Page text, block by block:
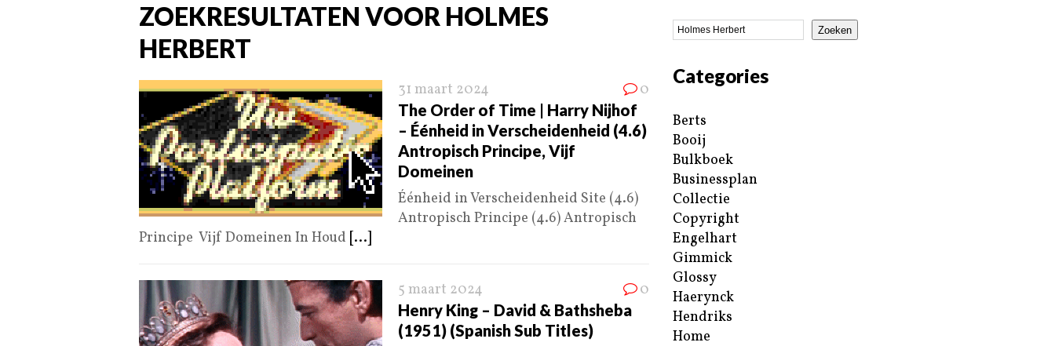
ZOEKRESULTATEN VOOR HOLMES
HERBERT
31 maart 2024 0
The Order of Time | Harry Nijhof
– Éénheid in Verscheidenheid (4.6)
Antropisch Principe, Vijf
Domeinen
Éénheid in Verscheidenheid Site (4.6)
Antropisch Principe (4.6) Antropisch
Principe Vijf Domeinen In Houd [...]
5 maart 2024 0
Henry King – David & Bathsheba
(1951) (Spanish Sub Titles)
Zoeken
Categories
Berts
Booij
Bulkboek
Businessplan
Collectie
Copyright
Engelhart
Gimmick
Glossy
Haerynck
Hendriks
Home